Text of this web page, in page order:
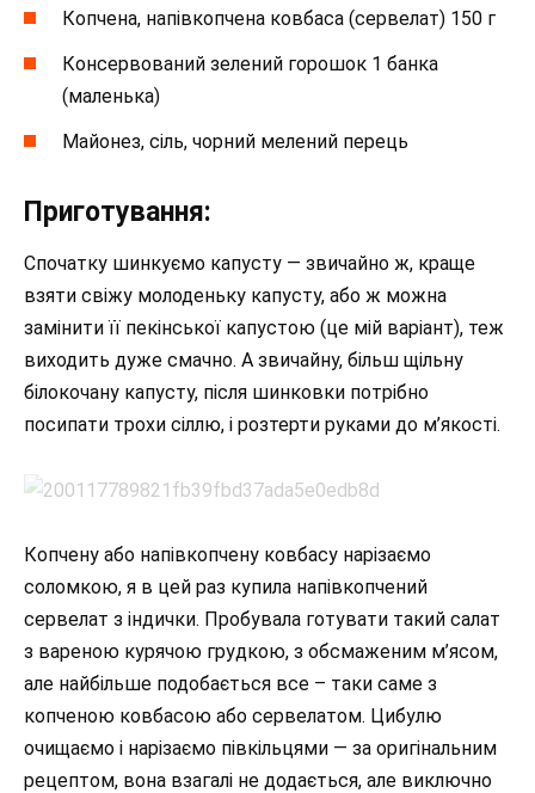
Копчена, напівкопчена ковбаса (сервелат) 150 г
Консервований зелений горошок 1 банка
(маленька)
Майонез, сіль, чорний мелений перець
Приготування:
Спочатку шинкуємо капусту — звичайно ж, краще
взяти свіжу молоденьку капусту, або ж можна
замінити її пекінської капустою (це мій варіант), теж
виходить дуже смачно. А звичайну, більш щільну
білокочану капусту, після шинковки потрібно
посипати трохи сіллю, і розтерти руками до м’якості.
Копчену або напівкопчену ковбасу нарізаємо
соломкою, я в цей раз купила напівкопчений
сервелат з індички. Пробувала готувати такий салат
з вареною курячою грудкою, з обсмаженим м’ясом,
але найбільше подобається все – таки саме з
копченою ковбасою або сервелатом. Цибулю
очищаємо і нарізаємо півкільцями — за оригінальним
рецептом, вона взагалі не додається, але виключно